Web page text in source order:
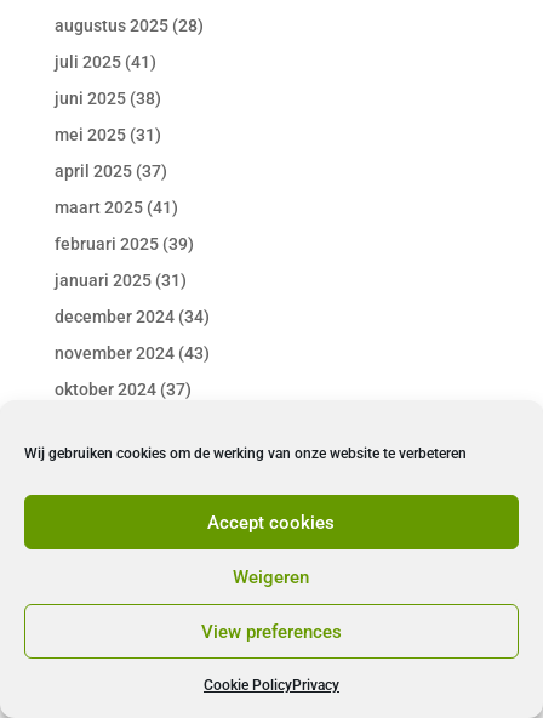
Wij gebruiken cookies om de werking van onze website te verbeteren
Accept cookies
Weigeren
View preferences
Cookie PolicyPrivacy
augustus 2025(28)
juli 2025(41)
juni 2025(38)
mei 2025(31)
april 2025(37)
maart 2025(41)
februari 2025(39)
januari 2025(31)
december 2024(34)
november 2024(43)
oktober 2024(37)
augustus 2024(33)
juli 2024(28)
april 2024(32)